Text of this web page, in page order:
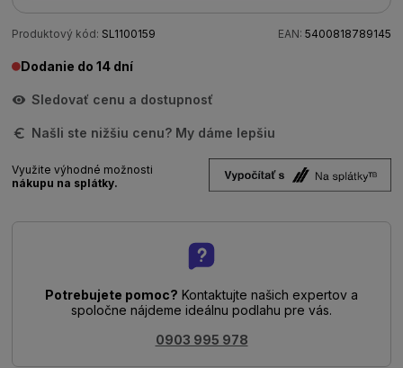
Produktový kód: SL1100159 EAN: 5400818789145
Dodanie do 14 dní
Sledovať cenu a dostupnosť
Našli ste nižšiu cenu? My dáme lepšiu
Využite výhodné možnosti
nákupu na splátky.
Potrebujete pomoc? Kontaktujte našich expertov a
spoločne nájdeme ideálnu podlahu pre vás.
0903 995 978